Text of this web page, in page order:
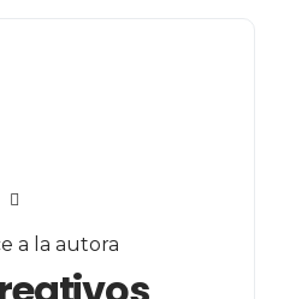
a la autora